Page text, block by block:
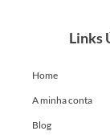
Links
Home
A minha conta
Blog